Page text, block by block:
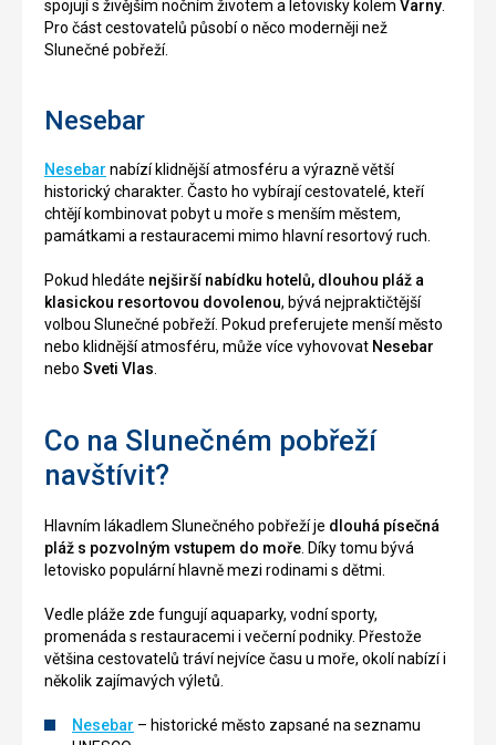
spojují s živějším nočním životem a letovisky kolem Varny.
Pro část cestovatelů působí o něco moderněji než
Slunečné pobřeží.
Nesebar
Nesebar nabízí klidnější atmosféru a výrazně větší
historický charakter. Často ho vybírají cestovatelé, kteří
chtějí kombinovat pobyt u moře s menším městem,
památkami a restauracemi mimo hlavní resortový ruch.
Pokud hledáte nejširší nabídku hotelů, dlouhou pláž a
klasickou resortovou dovolenou, bývá nejpraktičtější
volbou Slunečné pobřeží. Pokud preferujete menší město
nebo klidnější atmosféru, může více vyhovovat Nesebar
nebo Sveti Vlas.
Co na Slunečném pobřeží
navštívit?
Hlavním lákadlem Slunečného pobřeží je dlouhá písečná
pláž s pozvolným vstupem do moře. Díky tomu bývá
letovisko populární hlavně mezi rodinami s dětmi.
Vedle pláže zde fungují aquaparky, vodní sporty,
promenáda s restauracemi i večerní podniky. Přestože
většina cestovatelů tráví nejvíce času u moře, okolí nabízí i
několik zajímavých výletů.
Nesebar – historické město zapsané na seznamu